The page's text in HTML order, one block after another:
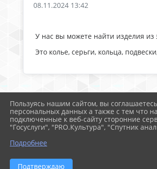
08.11.2024 13:42
У нас вы можете найти изделия
Это колье, серьги, кольца,
Пользуясь нашим сайтом, вы
персональных данных а также с тем что
подключенные к веб-сайту сторонние
"Госуслуги", "PRO.Культура", "Спутник
Подробнее
Подтверждаю